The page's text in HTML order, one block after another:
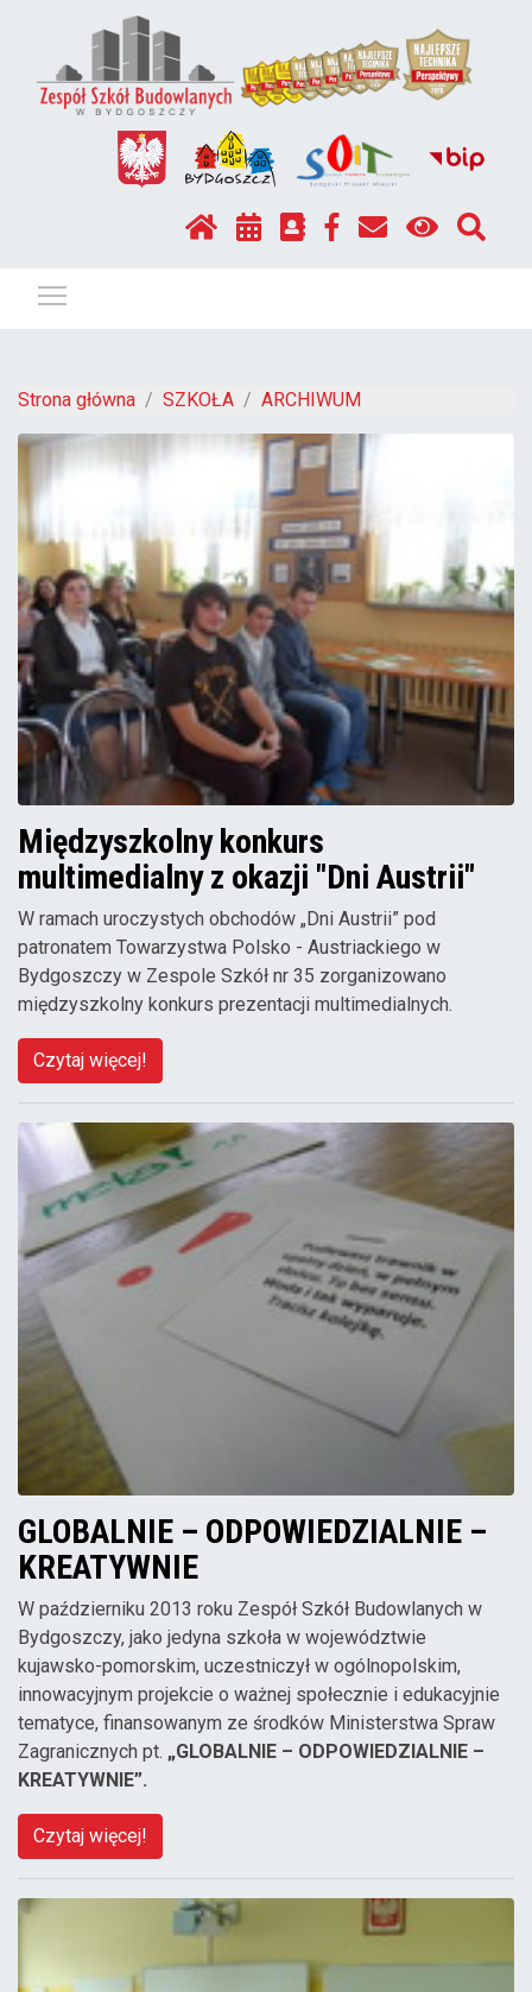
Strona główna SZKOŁA ARCHIWUM
Międzyszkolny konkurs
multimedialny z okazji "Dni Austrii"
W ramach uroczystych obchodów „Dni Austrii” pod
patronatem Towarzystwa Polsko - Austriackiego w
Bydgoszczy w Zespole Szkół nr 35 zorganizowano
międzyszkolny konkurs prezentacji multimedialnych.
Czytaj więcej!
GLOBALNIE – ODPOWIEDZIALNIE –
KREATYWNIE
W październiku 2013 roku Zespół Szkół Budowlanych w
Bydgoszczy, jako jedyna szkoła w województwie
kujawsko-pomorskim, uczestniczył w ogólnopolskim,
innowacyjnym projekcie o ważnej społecznie i edukacyjnie
tematyce, finansowanym ze środków Ministerstwa Spraw
Zagranicznych pt. „GLOBALNIE – ODPOWIEDZIALNIE –
KREATYWNIE”.
Czytaj więcej!